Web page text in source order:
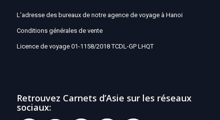
L’adresse des bureaux de notre agence de voyage à Hanoi
Conditions générales de vente
Licence de voyage 01-1158/2018 TCDL-GP LHQT
Retrouvez Carnets d’Asie sur les réseaux
sociaux: